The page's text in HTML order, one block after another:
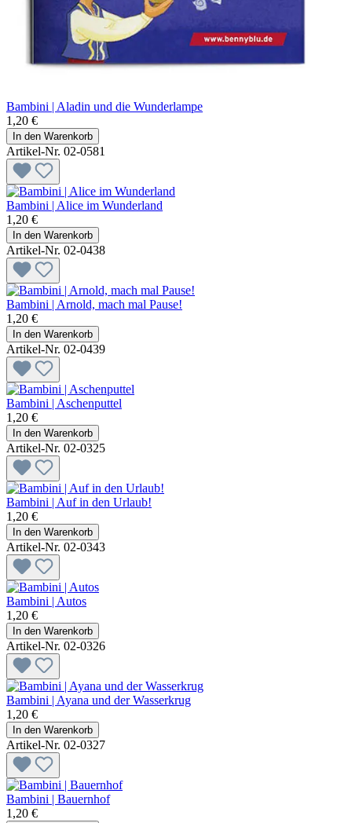
Bambini | Aladin und die Wunderlampe
1,20 €
In den Warenkorb
Artikel-Nr. 02-0581
Bambini | Alice im Wunderland
1,20 €
In den Warenkorb
Artikel-Nr. 02-0438
Bambini | Arnold, mach mal Pause!
1,20 €
In den Warenkorb
Artikel-Nr. 02-0439
Bambini | Aschenputtel
1,20 €
In den Warenkorb
Artikel-Nr. 02-0325
Bambini | Auf in den Urlaub!
1,20 €
In den Warenkorb
Artikel-Nr. 02-0343
Bambini | Autos
1,20 €
In den Warenkorb
Artikel-Nr. 02-0326
Bambini | Ayana und der Wasserkrug
1,20 €
In den Warenkorb
Artikel-Nr. 02-0327
Bambini | Bauernhof
1,20 €